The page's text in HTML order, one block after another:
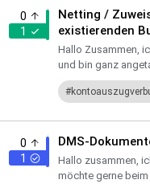
0
1
Netting /
existierenden
Hallo Zusammen,
und bin ganz
>Kontoauszug*
Buchunge...
0
1
DMS-
Hallo zusammen,
möchte gerne